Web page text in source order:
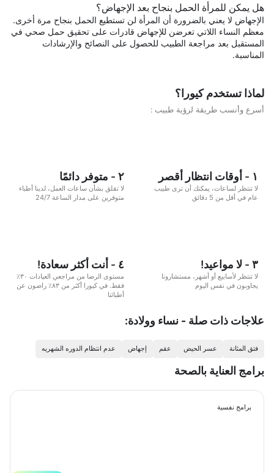
هل يمكن للمرأة الحمل بنجاح بعد الإجهاض؟
الإجهاض لا يعني بالضرورة أن المرأة لن تستطيع الحمل بنجاح مرة أخرى.
معظم النساء اللاتي تعرضن للإجهاض قادرات على تحقيق حمل صحي في
المستقبل بعد مراجعة الطبيب للحصول على النصائح والإرشادات
المناسبة.
لماذا تستخدم كيورا؟
أسرع وأنسب طريقة لرؤية طبيب :
١ - أوقات انتظار أقصر
لا تنتظر لساعات، يمكنك أن ترى طبيب
عام في أقل من 5 دقائق
٢ - متوفر دائمًا
لا تقلق بشأن ساعات العمل، لدينا أطباء
متوفرين على مدار الساعة 24/7
٣ - لا مواعيد!
لا تنتظر لأسابيع أو أشهر، مستشارونا
يجاوبون في نفس اليوم
٤ - أنت أكثر سعادة!
مستوى الرضا من مراجعي العيادات ٣٠٪
فقط. في كيورا أكثر من ٨٣٪ راضون عن
أطبائنا
علاجات ذات صلة - نساء وولادة:
فتق المثانة عسر الحيض عقم إجهاض عدم انتظام الدوره الشهريه
برامج العناية بالصحة
برامج نفسية